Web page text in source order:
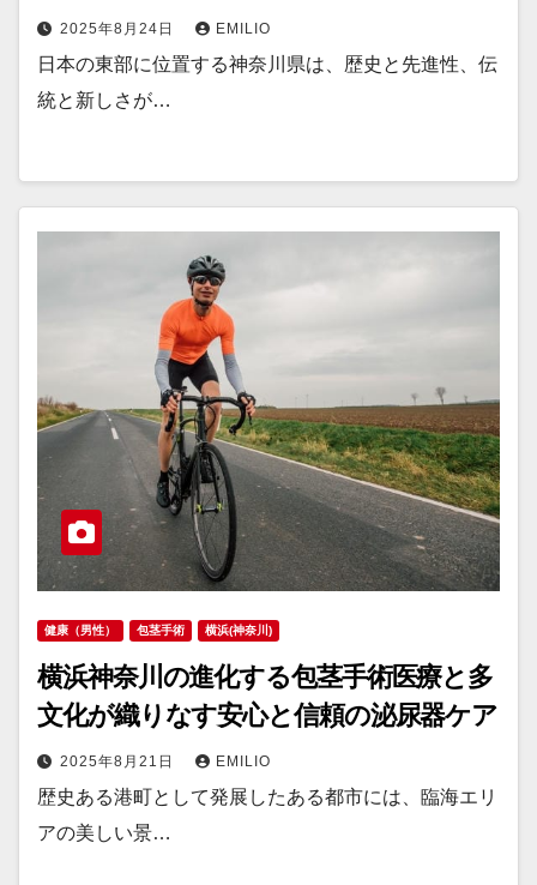
2025年8月24日 EMILIO
日本の東部に位置する神奈川県は、歴史と先進性、伝
統と新しさが…
健康（男性） 包茎手術 横浜(神奈川)
横浜神奈川の進化する包茎手術医療と多
文化が織りなす安心と信頼の泌尿器ケア
2025年8月21日 EMILIO
歴史ある港町として発展したある都市には、臨海エリ
アの美しい景…